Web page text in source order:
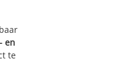
en
te